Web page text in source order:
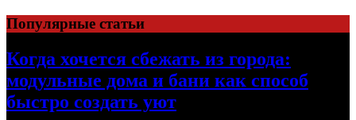
Перейти
к
содержимому
Популярные статьи
Когда хочется сбежать из города:
модульные дома и бани как способ
быстро создать уют